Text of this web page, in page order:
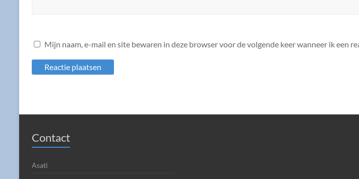
Mijn naam, e-mail en site bewaren in deze browser voor de volgende keer wanneer ik een
Contact
Asati